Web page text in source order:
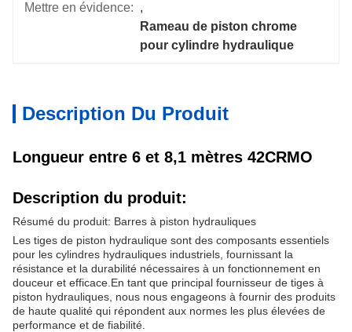
Mettre en évidence: ,
Rameau de piston chrome
pour cylindre hydraulique
Description Du Produit
Longueur entre 6 et 8,1 mètres 42CRMO
Description du produit:
Résumé du produit: Barres à piston hydrauliques
Les tiges de piston hydraulique sont des composants essentiels
pour les cylindres hydrauliques industriels, fournissant la
résistance et la durabilité nécessaires à un fonctionnement en
douceur et efficace.En tant que principal fournisseur de tiges à
piston hydrauliques, nous nous engageons à fournir des produits
de haute qualité qui répondent aux normes les plus élevées de
performance et de fiabilité.